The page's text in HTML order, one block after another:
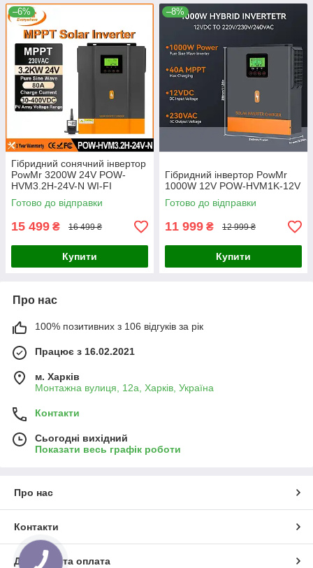
–6%
Гібридний сонячний інвертор
PowMr 3200W 24V POW-
HVM3.2H-24V-N WI-FI
Готово до відправки
15 499 ₴ 16 499 ₴
Купити
–8%
Гібридний інвертор PowMr
1000W 12V POW-HVM1K-12V
Готово до відправки
11 999 ₴ 12 999 ₴
Купити
Про нас
100% позитивних з 106 відгуків за рік
Працює з 16.02.2021
м. Харків
Монтажна вулиця, 12а, Харків, Україна
Контакти
Сьогодні вихідний
Показати весь графік роботи
Про нас
Контакти
Доставка та оплата